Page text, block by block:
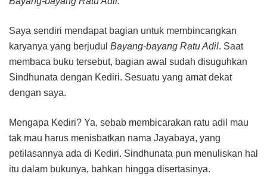
Saya sendiri mendapat bagian untuk membincangkan
karyanya yang berjudul Bayang-bayang Ratu Adil. Saat
membaca buku tersebut, bagian awal sudah disuguhkan
Sindhunata dengan Kediri. Sesuatu yang amat dekat
dengan saya.
Mengapa Kediri? Ya, sebab membicarakan ratu adil mau
tak mau harus menisbatkan nama Jayabaya, yang
petilasannya ada di Kediri. Sindhunata pun menuliskan hal
itu dalam bukunya, bahkan hingga disertasinya.